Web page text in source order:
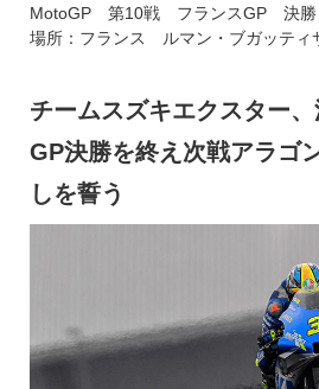
MotoGP 第10戦 フランスGP 決勝
場所：フランス ルマン・ブガッティ
チームスズキエクスター
GP決勝を終え次戦アラゴ
しを誓う